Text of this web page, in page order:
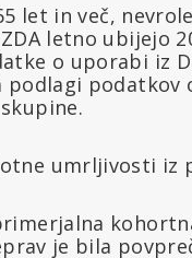
let in več,
letno ubijejo
o uporabi iz
podatkov
umrljivosti iz
je bila